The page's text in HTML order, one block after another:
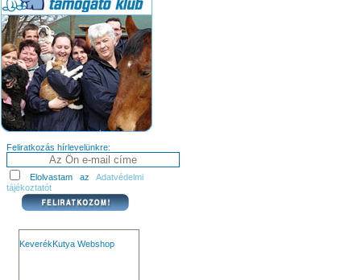
Feliratkozás hírlevelünkre:
Elolvastam az Adatvédelmi
tájékoztatót
KeverékKutya Webshop